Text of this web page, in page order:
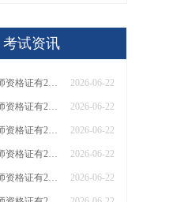
考试资讯
2026菏泽教师资格证有2000元补贴？怎么申请 2026-06-22
2026临沂教师资格证有2000元补贴？怎么申请 2026-06-22
2026聊城教师资格证有2000元补贴？怎么申请 2026-06-22
2026德州教师资格证有2000元补贴？怎么申请 2026-06-22
2026滨州教师资格证有2000元补贴？怎么申请 2026-06-22